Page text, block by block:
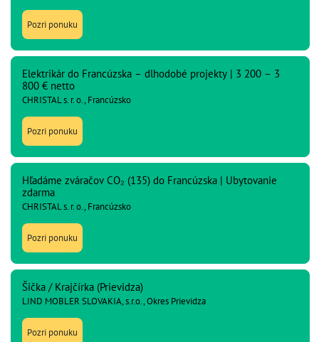
Pozri ponuku
Elektrikár do Francúzska – dlhodobé projekty | 3 200 – 3
800 € netto
CHRISTAL s. r. o., Francúzsko
Pozri ponuku
Hľadáme zváračov CO₂ (135) do Francúzska | Ubytovanie
zdarma
CHRISTAL s. r. o., Francúzsko
Pozri ponuku
Šička / Krajčírka (Prievidza)
LIND MOBLER SLOVAKIA, s.r.o., Okres Prievidza
Pozri ponuku